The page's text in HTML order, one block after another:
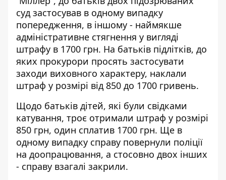
суд застосував в одному випадку
попередження, в іншому - наймякше
адміністративне стягнення у вигляді
штрафу в 1700 грн. На батьків підлітків, до
яких прокурори просять застосувати
заходи виховного характеру, наклали
штраф у розмірі від 850 до 1700 гривень.
Щодо батьків дітей, які були свідками
катування, троє отримали штраф у розмірі
850 грн, один сплатив 1700 грн. Ще в
одному випадку справу повернули поліції
на доопрацювання, а стосовно двох інших
- справу взагалі закрили.